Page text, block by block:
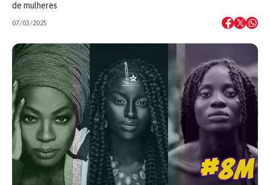
de mulheres
07/03/2025